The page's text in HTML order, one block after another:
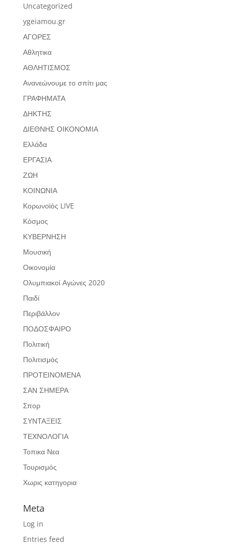
Uncategorized
ygeiamou.gr
ΑΓΟΡΕΣ
Αθλητικα
ΑΘΛΗΤΙΣΜΟΣ
Ανανεώνουμε το σπίτι μας
ΓΡΑΦΗΜΑΤΑ
ΔΗΚΤΗΣ
ΔΙΕΘΝΗΣ ΟΙΚΟΝΟΜΙΑ
Ελλάδα
ΕΡΓΑΣΙΑ
ΖΩΗ
ΚΟΙΝΩΝΙΑ
Κορωνοϊός LIVE
Κόσμος
ΚΥΒΕΡΝΗΣΗ
Μουσική
Οικονομία
Ολυμπιακοί Αγώνες 2020
Παιδί
Περιβάλλον
ΠΟΔΟΣΦΑΙΡΟ
Πολιτική
Πολιτισμός
ΠΡΟΤΕΙΝΟΜΕΝΑ
ΣΑΝ ΣΗΜΕΡΑ
Σπορ
ΣΥΝΤΑΞΕΙΣ
ΤΕΧΝΟΛΟΓΙΑ
Τοπικα Νεα
Τουρισμός
Χωρις κατηγορια
Meta
Log in
Entries feed